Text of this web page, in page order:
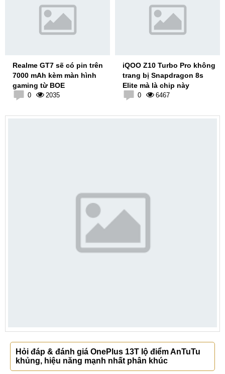
Realme GT7 sẽ có pin trên
7000 mAh kèm màn hình
gaming từ BOE
0 2035
iQOO Z10 Turbo Pro không
trang bị Snapdragon 8s
Elite mà là chip này
0 6467
Hỏi đáp & đánh giá OnePlus 13T lộ điểm AnTuTu
khủng, hiệu năng mạnh nhất phân khúc